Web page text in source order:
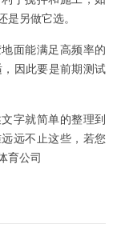
是另做它选。
面能满足高频率的
因此要是前期测试
字就简单的整理到
远不止这些，若您
育公司